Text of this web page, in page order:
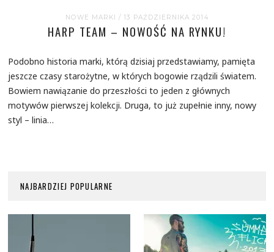
NOWE MARKI / 13 PAŹDZIERNIKA 2014
HARP TEAM – NOWOŚĆ NA RYNKU!
Podobno historia marki, którą dzisiaj przedstawiamy, pamięta
jeszcze czasy starożytne, w których bogowie rządzili światem.
Bowiem nawiązanie do przeszłości to jeden z głównych
motywów pierwszej kolekcji. Druga, to już zupełnie inny, nowy
styl – linia…
NAJBARDZIEJ POPULARNE